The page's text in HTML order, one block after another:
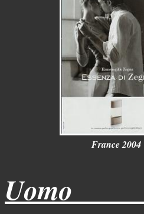
France 2004